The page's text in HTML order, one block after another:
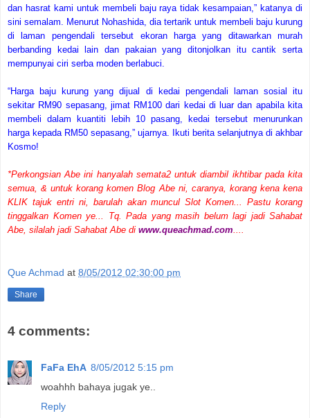
dan hasrat kami untuk membeli baju raya tidak kesampaian,” katanya di
sini semalam.
Menurut Nohashida, dia tertarik untuk membeli baju kurung
di laman pengendali tersebut ekoran harga yang ditawarkan murah
berbanding kedai lain dan pakaian yang ditonjolkan itu cantik serta
mempunyai ciri serba moden berlabuci.
“Harga baju kurung yang dijual di kedai pengendali laman sosial itu
sekitar RM90 sepasang, jimat RM100 dari kedai di luar dan apabila kita
membeli dalam kuantiti lebih 10 pasang, kedai tersebut menurunkan
harga kepada RM50 sepasang,” ujarnya.
Ikuti berita selanjutnya di akhbar
Kosmo!
*Perkongsian Abe ini hanyalah semata2 untuk diambil ikhtibar pada kita
semua, & untuk korang komen Blog Abe ni, caranya, korang kena kena
KLIK tajuk entri ni, barulah akan muncul Slot Komen... Pastu korang
tinggalkan Komen ye... Tq. Pada yang masih belum lagi jadi Sahabat
Abe, silalah jadi Sahabat Abe di www.queachmad.com
Que Achmad at 8/05/2012 02:30:00 pm
Share
4 comments:
FaFa EhA 8/05/2012 5:15 pm
woahhh bahaya jugak ye..
Reply